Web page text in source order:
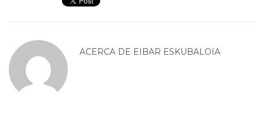
ACERCA DE EIBAR ESKUBALOIA